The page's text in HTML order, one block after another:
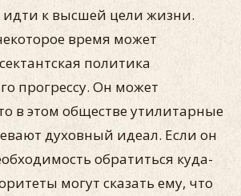
к высшей цели жизни.
время может
политика
прогрессу. Он может
в этом обществе утилитарные
духовный идеал. Если он
обратиться куда-
могут сказать ему, что